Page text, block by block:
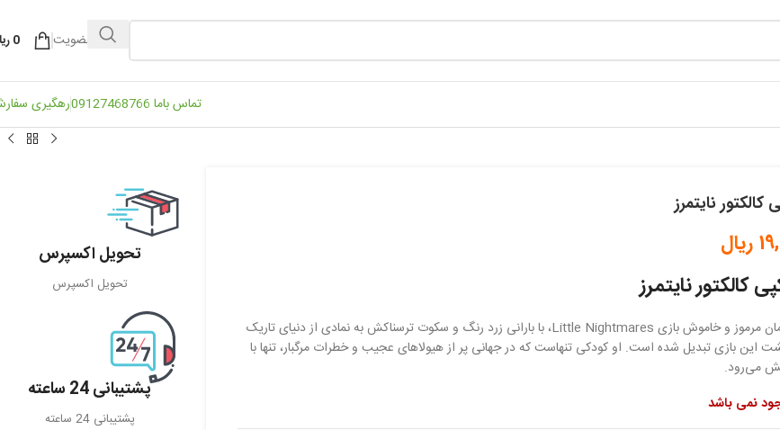
ورود / عضویت 0
تماس باما 09127468766
رهگیری
کالکتور نایتمرز
ریال
کالکتور نایتمرز
، قهرمان مرموز و خاموش بازی Little Nightmares، با بارانی زرد رنگ و سکوت ترسناکش به نمادی از دنیای تاریک
این بازی تبدیل شده است. او کودکی تنهاست که در جهانی پر از هیولاهای عجیب و خطرات مرگبار، تنها با
می‌رود.
نمی باشد
تحویل اکسپرس
تحویل اکسپرس
پشتیبانی 24 ساعته
پشتیبانی 24 ساعته